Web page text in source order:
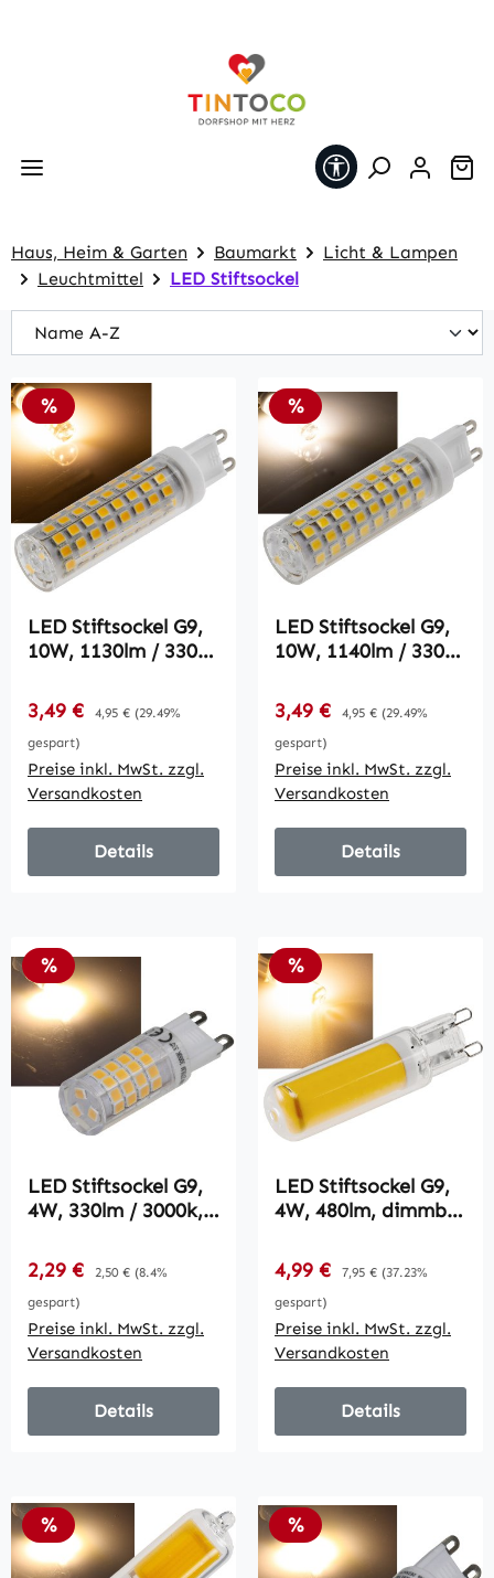
Werkzeugleiste
Haus, Heim & Garten Baumarkt
Licht & Lampen
Leuchtmittel
LED Stiftsockel
Rabatt
%
LED Stiftsockel G9,
10W, 1130lm / 330°,
warmweiß
Verkaufspreis:
3,49 € Regulärer Preis:
4,95 € (29.49%
gespart)
Preise inkl. MwSt. zzgl.
Versandkosten
Details
Rabatt
%
LED Stiftsockel G9,
10W, 1140lm / 330°,
neutralweiß
Verkaufspreis:
3,49 € Regulärer Preis:
4,95 € (29.49%
gespart)
Preise inkl. MwSt. zzgl.
Versandkosten
Details
Rabatt
%
LED Stiftsockel G9,
4W, 330lm / 3000k,
warmweiß
Verkaufspreis:
2,29 € Regulärer Preis:
2,50 € (8.4%
gespart)
Preise inkl. MwSt. zzgl.
Versandkosten
Details
Rabatt
%
LED Stiftsockel G9,
4W, 480lm, dimmbar
warmweiß, Glas
Verkaufspreis:
4,99 € Regulärer Preis:
7,95 € (37.23%
gespart)
Preise inkl. MwSt. zzgl.
Versandkosten
Details
Rabatt
% Rabatt
%